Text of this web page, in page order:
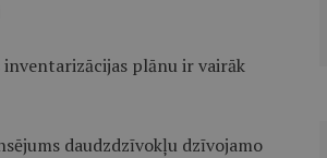
inventarizācijas plānu ir vairāk
daudzdzīvokļu dzīvojamo